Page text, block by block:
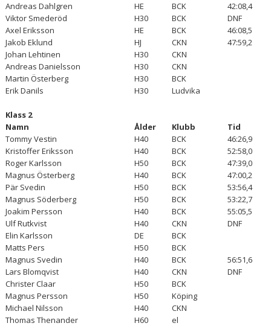
RESULTAT 2025
MTB-CUP 2025
RESULTAT 2024
RESULTAT 2023
RESULTAT 2022
RESULTAT 2021
RESULTAT 2020
BILDGALLERI
DOKUMENT
SAMARBETSPARTNERS
Andreas Dahlgren
HE BCK
42:08,4
Viktor Smederöd
H30 BCK
DNF
Axel Eriksson
HE BCK
46:08,5
Jakob Eklund
HJ CKN
47:59,2
Johan Lehtinen
H30
CKN
Andreas Danielsson
H30
CKN
Martin Österberg
H30
BCK
Erik Danils
H30 Ludvika
Klass 2
Namn
Ålder Klubb
Tid
Tommy Vestin
H40 BCK
46:26,9
Kristoffer Eriksson
H40 BCK
52:58,0
Roger Karlsson
H50 BCK
47:39,0
Magnus Österberg
H40 BCK
47:00,2
Pär Svedin
H50 BCK
53:56,4
Magnus Söderberg
H50 BCK
53:22,7
Joakim Persson
H40 BCK
55:05,5
Ulf Rutkvist
H40 CKN
DNF
Elin Karlsson
DE
BCK
Matts Pers
H50
BCK
Magnus Svedin
H40 BCK
56:51,6
Lars Blomqvist
H40 CKN
DNF
Christer Claar
H50
BCK
Magnus Persson
H50
Köping
Michael Nilsson
H40
CKN
Thomas Thenander
H60 el